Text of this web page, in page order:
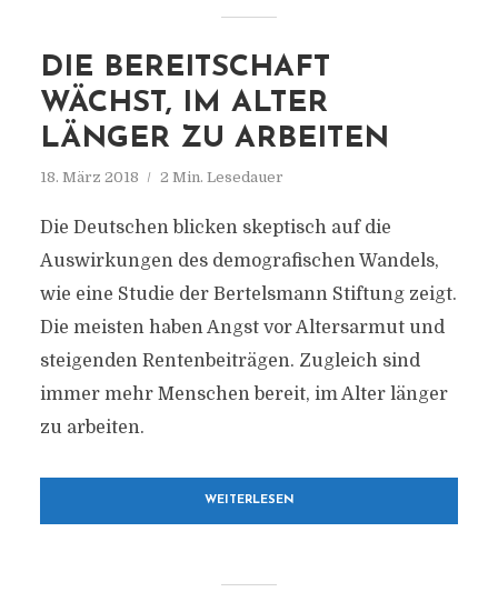
DIE BEREITSCHAFT
WÄCHST, IM ALTER
LÄNGER ZU ARBEITEN
18. März 2018 2 Min. Lesedauer
Die Deutschen blicken skeptisch auf die
Auswirkungen des demografischen Wandels,
wie eine Studie der Bertelsmann Stiftung zeigt.
Die meisten haben Angst vor Altersarmut und
steigenden Rentenbeiträgen. Zugleich sind
immer mehr Menschen bereit, im Alter länger
zu arbeiten.
WEITERLESEN